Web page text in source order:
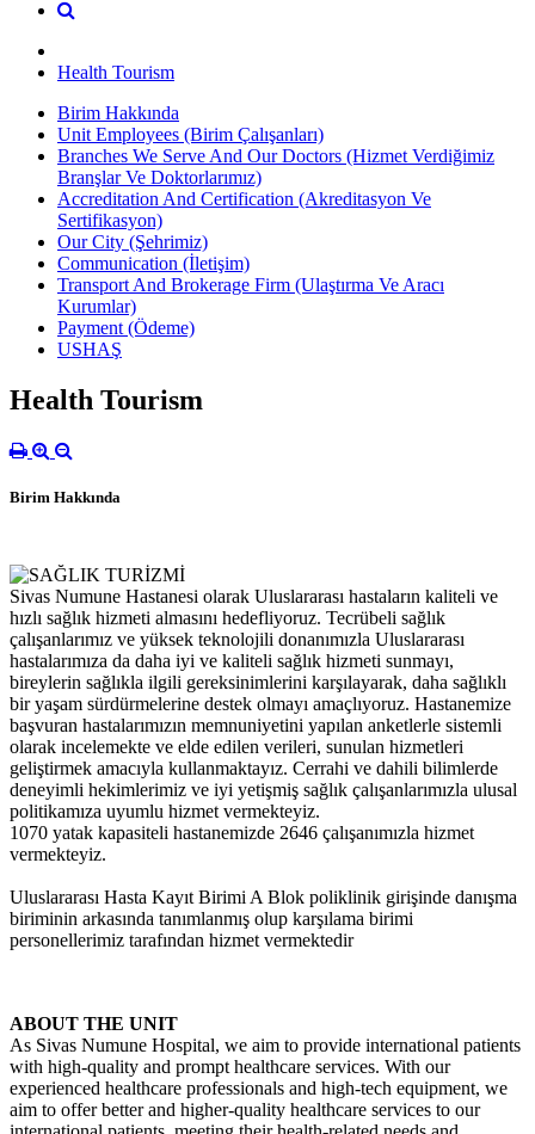
Health Tourism
Birim Hakkında
Unit Employees (Birim Çalışanları)
Branches We Serve And Our Doctors (Hizmet Verdiğimiz
Branşlar Ve Doktorlarımız)
Accreditation And Certification (Akreditasyon Ve
Sertifikasyon)
Our City (Şehrimiz)
Communication (İletişim)
Transport And Brokerage Firm (Ulaştırma Ve Aracı
Kurumlar)
Payment (Ödeme)
USHAŞ
Health Tourism
Birim Hakkında
Sivas Numune Hastanesi olarak Uluslararası hastaların kaliteli ve
hızlı sağlık hizmeti almasını hedefliyoruz. Tecrübeli sağlık
çalışanlarımız ve yüksek teknolojili donanımızla Uluslararası
hastalarımıza da daha iyi ve kaliteli sağlık hizmeti sunmayı,
bireylerin sağlıkla ilgili gereksinimlerini karşılayarak, daha sağlıklı
bir yaşam sürdürmelerine destek olmayı amaçlıyoruz. Hastanemize
başvuran hastalarımızın memnuniyetini yapılan anketlerle sistemli
olarak incelemekte ve elde edilen verileri, sunulan hizmetleri
geliştirmek amacıyla kullanmaktayız. Cerrahi ve dahili bilimlerde
deneyimli hekimlerimiz ve iyi yetişmiş sağlık çalışanlarımızla ulusal
politikamıza uyumlu hizmet vermekteyiz.
1070 yatak kapasiteli hastanemizde 2646 çalışanımızla hizmet
vermekteyiz.
Uluslararası Hasta Kayıt Birimi A Blok poliklinik girişinde danışma
biriminin arkasında tanımlanmış olup karşılama birimi
personellerimiz tarafından hizmet vermektedir
ABOUT THE UNIT
As Sivas Numune Hospital, we aim to provide international patients
with high-quality and prompt healthcare services. With our
experienced healthcare professionals and high-tech equipment, we
aim to offer better and higher-quality healthcare services to our